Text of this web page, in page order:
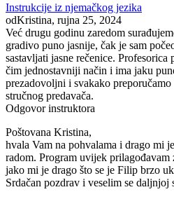
Instrukcije iz njemačkog jezika
odKristina, rujna 25, 2024
Već drugu godinu zaredom
gradivo puno jasnije, čak je sam
sastavljati jasne rečenice.
čim jednostavniji način i ima jaku
prezadovoljni i svakako
stručnog predavača.
Odgovor instruktora
Poštovana Kristina,
hvala Vam na pohvalama i drago mi
radom. Program uvijek prilagođavam
jako mi je drago što se je Filip brzo
Srdačan pozdrav i veselim se daljnjoj